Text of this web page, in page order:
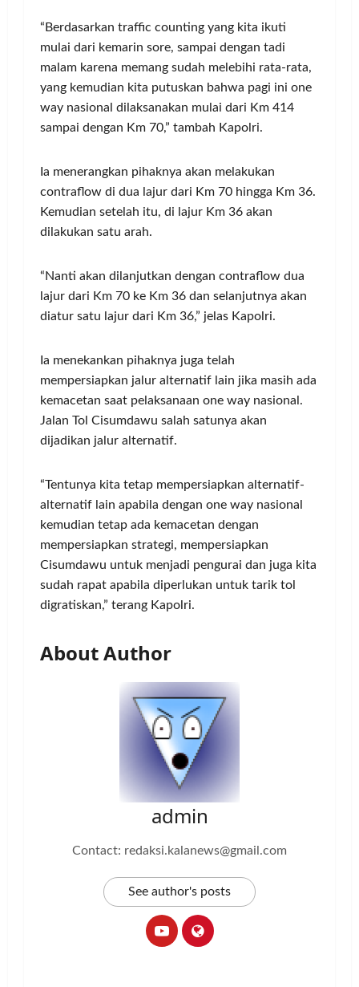
“Berdasarkan traffic counting yang kita ikuti
mulai dari kemarin sore, sampai dengan tadi
malam karena memang sudah melebihi rata-rata,
yang kemudian kita putuskan bahwa pagi ini one
way nasional dilaksanakan mulai dari Km 414
sampai dengan Km 70,” tambah Kapolri.
Ia menerangkan pihaknya akan melakukan
contraflow di dua lajur dari Km 70 hingga Km 36.
Kemudian setelah itu, di lajur Km 36 akan
dilakukan satu arah.
“Nanti akan dilanjutkan dengan contraflow dua
lajur dari Km 70 ke Km 36 dan selanjutnya akan
diatur satu lajur dari Km 36,” jelas Kapolri.
Ia menekankan pihaknya juga telah
mempersiapkan jalur alternatif lain jika masih ada
kemacetan saat pelaksanaan one way nasional.
Jalan Tol Cisumdawu salah satunya akan
dijadikan jalur alternatif.
“Tentunya kita tetap mempersiapkan alternatif-
alternatif lain apabila dengan one way nasional
kemudian tetap ada kemacetan dengan
mempersiapkan strategi, mempersiapkan
Cisumdawu untuk menjadi pengurai dan juga kita
sudah rapat apabila diperlukan untuk tarik tol
digratiskan,” terang Kapolri.
About Author
admin
Contact: redaksi.kalanews@gmail.com
See author's posts